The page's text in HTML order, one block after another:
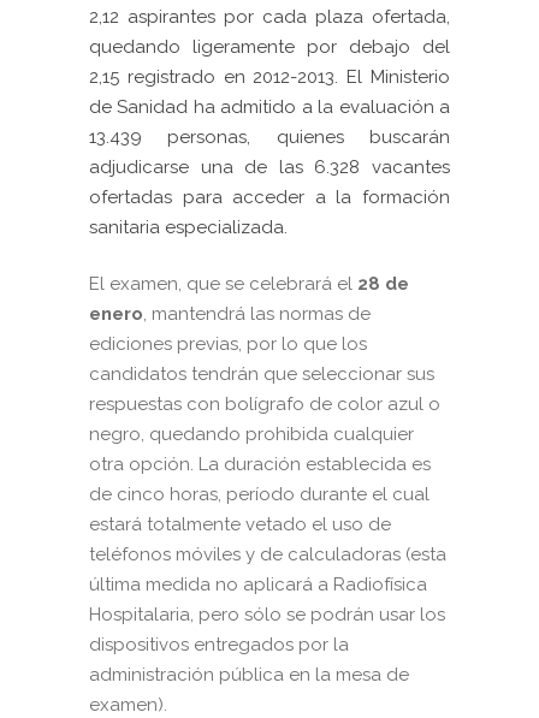
2,12 aspirantes por cada plaza ofertada,
quedando ligeramente por debajo del
2,15 registrado en 2012-2013. El Ministerio
de Sanidad ha admitido a la evaluación a
13.439 personas, quienes buscarán
adjudicarse una de las 6.328 vacantes
ofertadas para acceder a la formación
sanitaria especializada.
El examen, que se celebrará el 28 de
enero, mantendrá las normas de
ediciones previas, por lo que los
candidatos tendrán que seleccionar sus
respuestas con bolígrafo de color azul o
negro, quedando prohibida cualquier
otra opción. La duración establecida es
de cinco horas, período durante el cual
estará totalmente vetado el uso de
teléfonos móviles y de calculadoras (esta
última medida no aplicará a Radiofísica
Hospitalaria, pero sólo se podrán usar los
dispositivos entregados por la
administración pública en la mesa de
examen).